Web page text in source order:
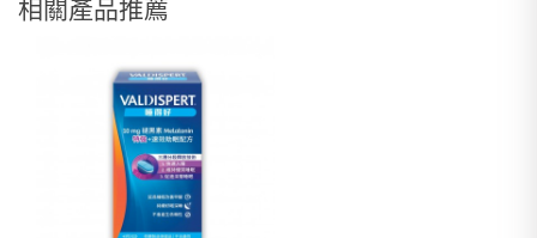
相關產品推薦